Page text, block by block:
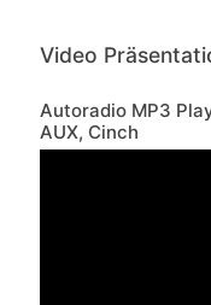
Video
Autoradio MP3
AUX, Cinch